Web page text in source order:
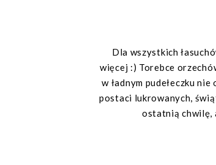
Dla wszystkich
więcej :) Torebce
w ładnym pudełeczku
postaci lukrowanych,
ostatnią chwilę,